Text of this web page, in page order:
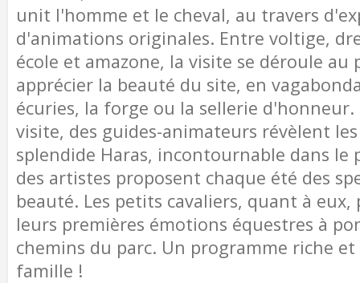
unit l'homme et le cheval, au travers
d'animations originales. Entre voltige,
école et amazone, la visite se déroule au
apprécier la beauté du site, en
écuries, la forge ou la sellerie
visite, des guides-animateurs révèlent les
splendide Haras, incontournable dans le
des artistes proposent chaque été des
beauté. Les petits cavaliers, quant à
leurs premières émotions équestres à
chemins du parc. Un programme riche
famille !